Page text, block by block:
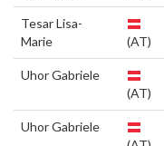
Tesar Lisa-
Marie
(AT)
Uhor Gabriele
(AT)
Uhor Gabriele